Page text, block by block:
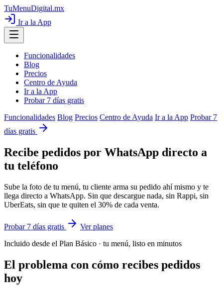
TuMenuDigital.mx
Ir a la App
Funcionalidades
Blog
Precios
Centro de Ayuda
Ir a la App
Probar 7 días gratis
Funcionalidades Blog Precios Centro de Ayuda Ir a la App Probar 7
días gratis
Recibe pedidos por WhatsApp directo a
tu teléfono
Sube la foto de tu menú, tu cliente arma su pedido ahí mismo y te
llega directo a WhatsApp. Sin que descargue nada, sin Rappi, sin
UberEats, sin que te quiten el 30% de cada venta.
Probar 7 días gratis
Ver planes
Incluido desde el Plan Básico · tu menú, listo en minutos
El problema con cómo recibes pedidos
hoy